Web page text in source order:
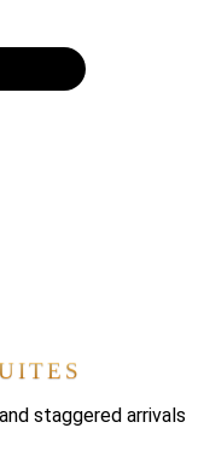
staggered arrivals